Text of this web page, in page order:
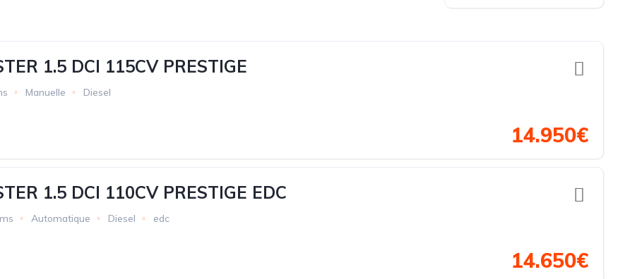
1.5 DCI 115CV PRESTIGE
Manuelle Diesel
14.950€
1.5 DCI 110CV PRESTIGE EDC
Automatique Diesel edc
14.650€